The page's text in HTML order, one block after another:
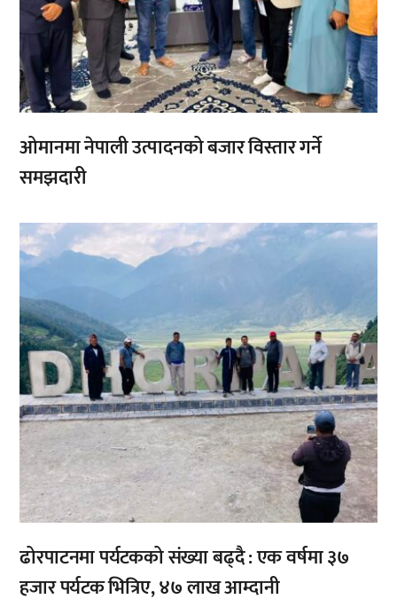
ओमानमा नेपाली उत्पादनको बजार विस्तार गर्ने
समझदारी
,,
ढोरपाटनमा पर्यटकको संख्या बढ्दै : एक वर्षमा ३७
हजार पर्यटक भित्रिए, ४७ लाख आम्दानी